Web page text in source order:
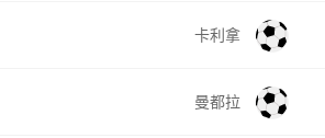
卡利拿
曼都拉